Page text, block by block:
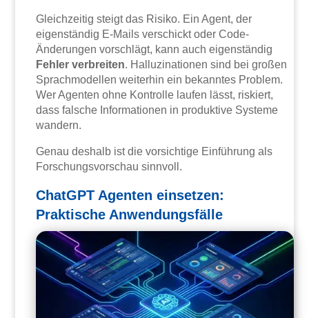
Gleichzeitig steigt das Risiko. Ein Agent, der
eigenständig E-Mails verschickt oder Code-
Änderungen vorschlägt, kann auch eigenständig
Fehler verbreiten. Halluzinationen sind bei großen
Sprachmodellen weiterhin ein bekanntes Problem.
Wer Agenten ohne Kontrolle laufen lässt, riskiert,
dass falsche Informationen in produktive Systeme
wandern.
Genau deshalb ist die vorsichtige Einführung als
Forschungsvorschau sinnvoll.
ChatGPT Agenten einsetzen:
Praktische Anwendungsfälle